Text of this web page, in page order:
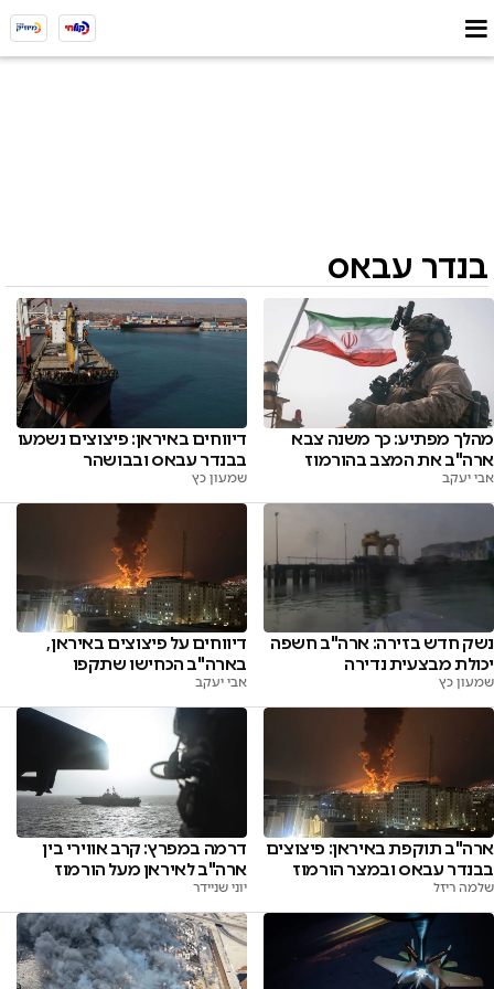
בנדר עבאס
מהלך מפתיע: כך משנה צבא
ארה"ב את המצב בהורמוז
אבי יעקב
דיווחים באיראן: פיצוצים נשמעו
בבנדר עבאס ובבושהר
שמעון כץ
נשק חדש בזירה: ארה"ב חשפה
יכולת מבצעית נדירה
שמעון כץ
דיווחים על פיצוצים באיראן,
בארה"ב הכחישו שתקפו
אבי יעקב
ארה"ב תוקפת באיראן: פיצוצים
בבנדר עבאס ובמצר הורמוז
שלמה ריזל
דרמה במפרץ: קרב אווירי בין
ארה"ב לאיראן מעל הורמוז
יוני שניידר